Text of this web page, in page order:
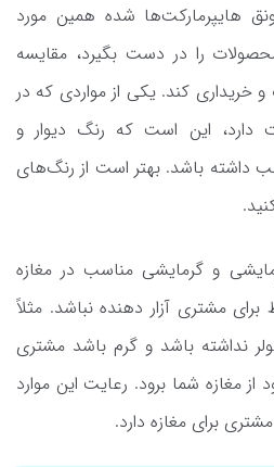
هایپرمارکت‌ها شده همین مورد
را در دست بگیرد، مقایسه
و خریداری کند. یکی از مواردی که در
دارد، این است که رنگ دیوار و
داشته باشد. بهتر است از رنگ‌های
و گرمایشی مناسب در مغازه
مشتری آزار دهنده نباشد. مثلاً
نداشته باشد و گرم باشد مشتری
مغازه شما برود. رعایت این موارد
برای مغازه دارد.